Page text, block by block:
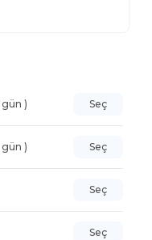
gün ) Seç
gün ) Seç
Seç
Seç